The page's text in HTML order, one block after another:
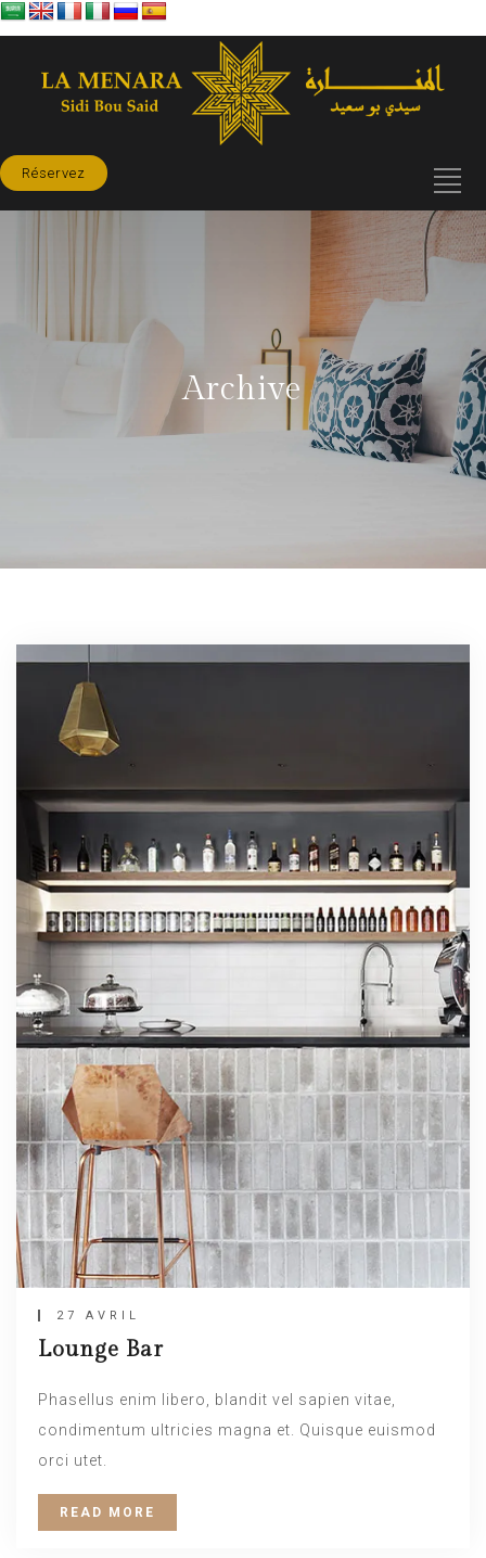
Réservez
Archive
27 AVRIL
Lounge Bar
Phasellus enim libero, blandit vel sapien vitae,
condimentum ultricies magna et. Quisque euismod
orci utet.
READ MORE